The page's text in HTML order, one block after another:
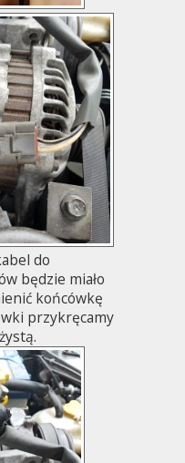
do
będzie miało
końcówkę
przykręcamy